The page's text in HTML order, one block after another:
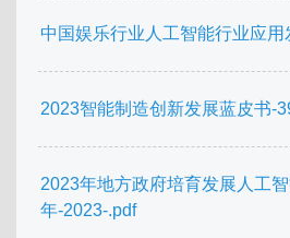
中国娱乐行业人工智能行业应
2023智能制造创新发展蓝皮书-
2023年地方政府培育发展人工
年-2023-.pdf